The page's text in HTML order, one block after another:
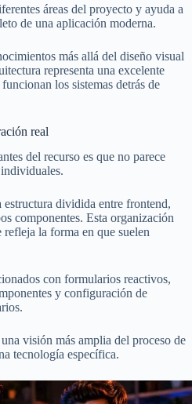
áreas del proyecto y ayuda a
de una aplicación moderna.
más allá del diseño visual
representa una excelente
los sistemas detrás de
real
del recurso es que no parece
dividida entre frontend,
componentes. Esta organización
la forma en que suelen
con formularios reactivos,
y configuración de
visión más amplia del proceso de
tecnología específica.